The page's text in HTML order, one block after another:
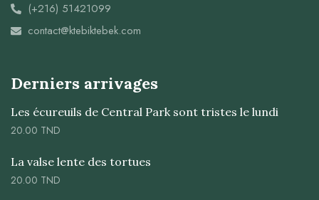
(+216) 51421099
contact@ktebiktebek.com
Derniers arrivages
Les écureuils de Central Park sont tristes le lundi
20.00 TND
La valse lente des tortues
20.00 TND